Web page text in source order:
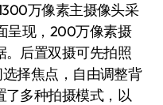
万像素主摄像头采
呈现，200万像素摄
后置双摄可先拍照
择焦点，自由调整背
了多种拍摄模式，以